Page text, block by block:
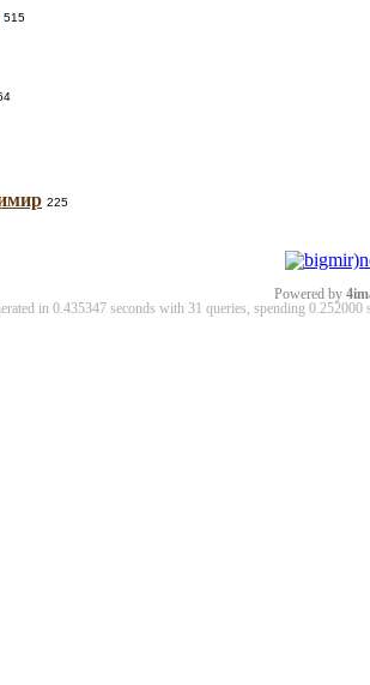
515
225
Powered by
in 0.435347 seconds with 31 queries, spending